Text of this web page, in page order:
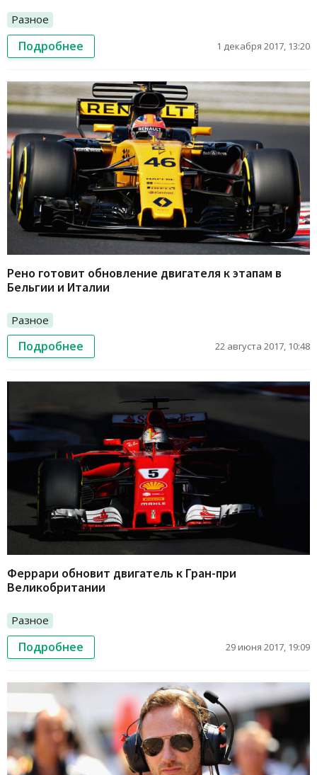
Разное
Подробнее 1 декабря 2017, 13:20
Рено готовит обновление двигателя к этапам в
Бельгии и Италии
Разное
Подробнее 22 августа 2017, 10:48
Феррари обновит двигатель к Гран-при
Великобритании
Разное
Подробнее 29 июня 2017, 19:09